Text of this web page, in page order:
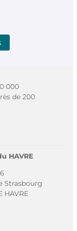
000
de 200
HAVRE
Strasbourg
HAVRE